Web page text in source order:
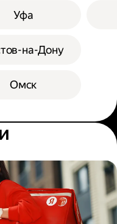
Уфа
на-Дону
Омск